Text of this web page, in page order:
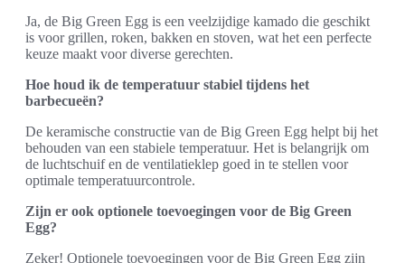
Ja, de Big Green Egg is een veelzijdige kamado die geschikt
is voor grillen, roken, bakken en stoven, wat het een perfecte
keuze maakt voor diverse gerechten.
Hoe houd ik de temperatuur stabiel tijdens het
barbecueën?
De keramische constructie van de Big Green Egg helpt bij het
behouden van een stabiele temperatuur. Het is belangrijk om
de luchtschuif en de ventilatieklep goed in te stellen voor
optimale temperatuurcontrole.
Zijn er ook optionele toevoegingen voor de Big Green
Egg?
Zeker! Optionele toevoegingen voor de Big Green Egg zijn